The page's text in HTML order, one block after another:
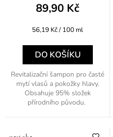
89,90 Kč
Měrná
56,19 Kč / 100 ml
DO KOŠÍKU
Revitalizační šampon pro časté
mytí vlasů a pokožky hlavy.
Obsahuje 95% složek
přírodního původu.